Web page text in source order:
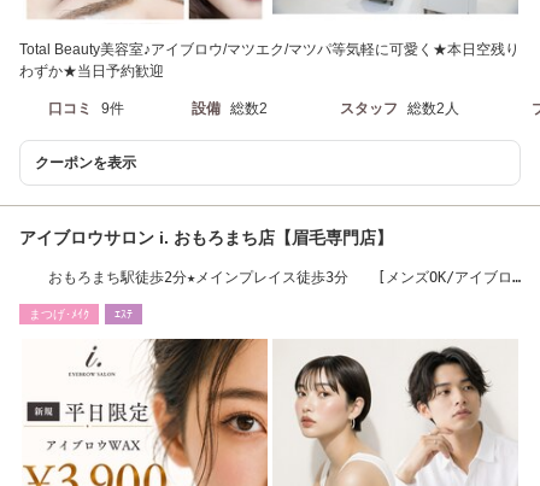
Total Beauty美容室♪アイブロウ/マツエク/マツパ等気軽に可愛く★本日空残り
わずか★当日予約歓迎
口コミ 9件 設備 総数2 スタッフ 総数2人
クーポンを表示
アイブロウサロン i. おもろまち店【眉毛専門店】
おもろまち駅徒歩2分★メインプレイス徒歩3分 [メンズOK/アイブロ
まつげ･ﾒｲｸ ｴｽﾃ